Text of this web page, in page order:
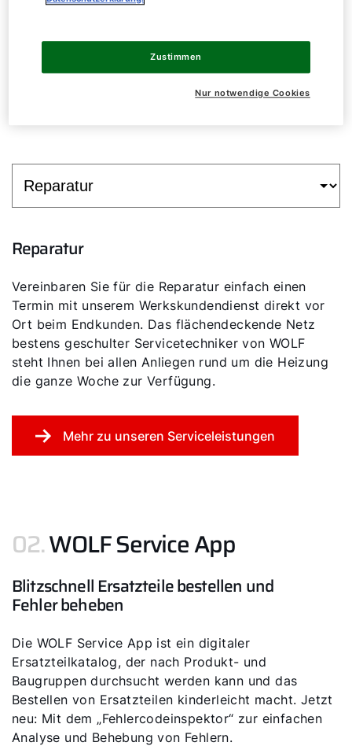
Fachpartner umfassen ein breites
Spektrum und sind auf Ihre individuellen
Reparatur
Vereinbaren Sie für die Reparatur einfach einen
Termin mit unserem Werkskundendienst direkt vor
Ort beim Endkunden. Das flächendeckende Netz
bestens geschulter Servicetechniker von WOLF
steht Ihnen bei allen Anliegen rund um die Heizung
die ganze Woche zur Verfügung.
Mehr zu unseren Serviceleistungen
02.WOLF Service App
Blitzschnell Ersatzteile bestellen und
Fehler beheben
Die WOLF Service App ist ein digitaler
Ersatzteilkatalog, der nach Produkt- und
Baugruppen durchsucht werden kann und das
Bestellen von Ersatzteilen kinderleicht macht. Jetzt
neu: Mit dem „Fehlercodeinspektor“ zur einfachen
Analyse und Behebung von Fehlern.
Servus!
Wie können wir helfen?
Downloads
Tools
Nur notwendige Cookies
Zustimmen